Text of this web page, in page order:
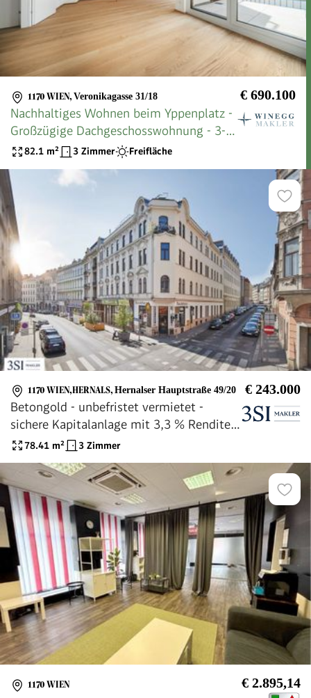
1170 WIEN, Veronikagasse 31/18 € 690.100
Nachhaltiges Wohnen beim Yppenplatz -
Großzügige Dachgeschosswohnung - 3-
Zimmer-Wohntraum
82.1 m² 3 Zimmer Freifläche
1170 WIEN,HERNALS, Hernalser Hauptstraße 49/20 € 243.000
Betongold - unbefristet vermietet -
sichere Kapitalanlage mit 3,3 % Rendite
in aufstrebender Lage gleich beim
Elterleinplatz
78.41 m² 3 Zimmer
1170 WIEN € 2.895,14